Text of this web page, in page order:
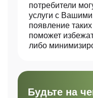
потребители
услуги с
появление
поможет
либо
Будьте на